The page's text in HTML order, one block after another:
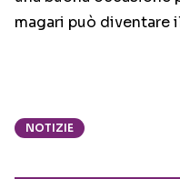
magari può diventare
NOTIZIE